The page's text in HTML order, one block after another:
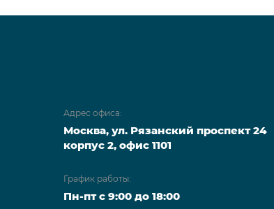
Адрес офиса:
Москва, ул. Рязанский проспект 24
корпус 2, офис 1101
График работы:
Пн-пт с 9:00 до 18:00